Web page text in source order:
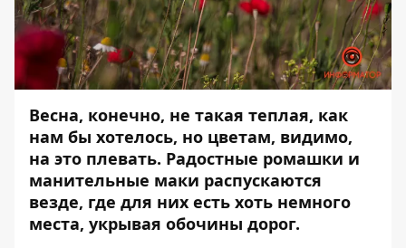
Весна, конечно, не такая теплая, как
нам бы хотелось, но цветам, видимо,
на это плевать. Радостные ромашки и
манительные маки распускаются
везде, где для них есть хоть немного
места, укрывая обочины дорог.